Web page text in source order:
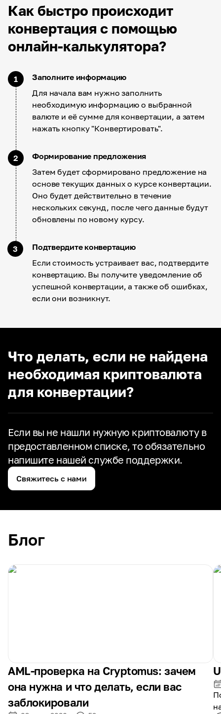
Как быстро происходит
конвертация с помощью
онлайн-калькулятора?
1
Заполните информацию
Для начала вам нужно заполнить
необходимую информацию о выбранной
валюте и её сумме для конвертации, а затем
нажать кнопку "Конвертировать".
2
Формирование предложения
Затем будет сформировано предложение на
основе текущих данных о курсе конвертации.
Оно будет действительно в течение
нескольких секунд, после чего данные будут
обновлены по новому курсу.
3
Подтвердите конвертацию
Если стоимость устраивает вас, подтвердите
конвертацию. Вы получите уведомление об
успешной конвертации, а также об ошибках,
если они возникнут.
Что делать, если не найдена
необходимая криптовалюта
для конвертации?
Если вы не нашли нужную криптовалюту в
предоставленном списке,то обязательно
напишите нашей службе поддержки.
Свяжитесь с нами
Блог
AML-проверка на Cryptomus: зачем
она нужна и что делать, если вас
заблокировали